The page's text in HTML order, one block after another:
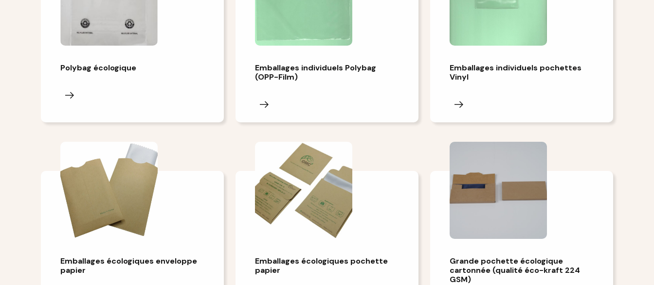
Polybag écologique
Emballages individuels Polybag
(OPP-Film)
Emballages individuels pochettes
Vinyl
Emballages écologiques enveloppe
papier
Emballages écologiques pochette
papier
Grande pochette écologique
cartonnée (qualité éco-kraft 224
GSM)